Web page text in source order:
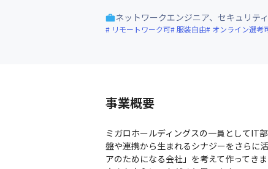
ネットワークエンジニア、セキュリテ
リモートワーク可 服装自由 オンライン選考
事業概要
ミガロホールディングスの一員としてIT
盤や連携から生まれるシナジーをさらに
アのためになる会社」を考えて作ってき